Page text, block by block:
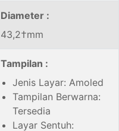
Diameter :
43,2†mm
Tampilan :
Jenis Layar: Amoled
Tampilan Berwarna:
Tersedia
Layar Sentuh: